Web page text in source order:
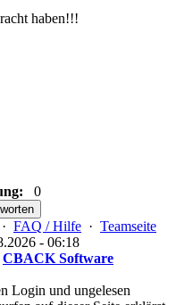
haben!!!
0
· FAQ / Hilfe · Teamseite
- 06:18
CBACK Software
Login und ungelesen